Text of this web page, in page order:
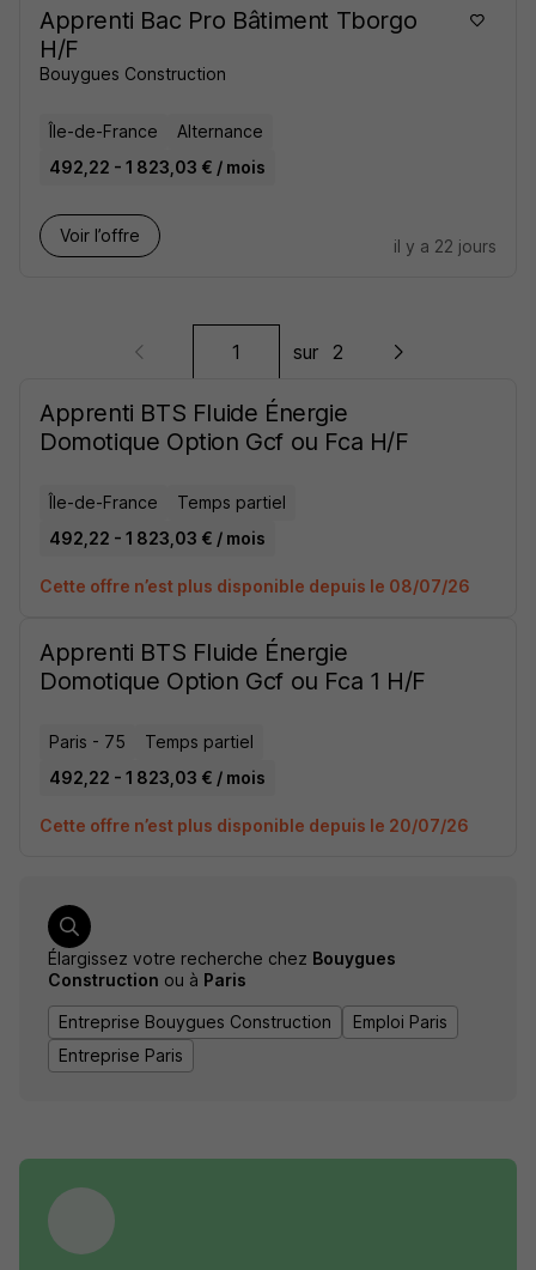
Apprenti Bac Pro Bâtiment Tborgo
H/F
Bouygues Construction
Île-de-France
Alternance
492,22 - 1 823,03 € / mois
Voir l’offre
il y a 22 jours
sur 2
Apprenti BTS Fluide Énergie
Domotique Option Gcf ou Fca H/F
Île-de-France
Temps partiel
492,22 - 1 823,03 € / mois
Cette offre n’est plus disponible depuis le 08/07/26
Apprenti BTS Fluide Énergie
Domotique Option Gcf ou Fca 1 H/F
Paris - 75
Temps partiel
492,22 - 1 823,03 € / mois
Cette offre n’est plus disponible depuis le 20/07/26
Élargissez votre recherche chez Bouygues
Construction ou à Paris
Entreprise Bouygues Construction
Emploi Paris
Entreprise Paris